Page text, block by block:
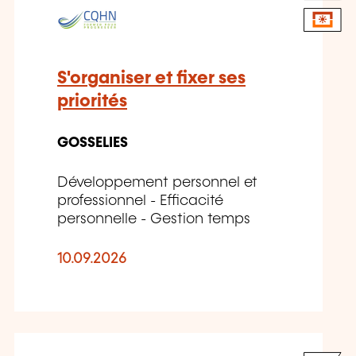
S'organiser et fixer ses
priorités
GOSSELIES
Développement personnel et
professionnel - Efficacité
personnelle - Gestion temps
10.09.2026